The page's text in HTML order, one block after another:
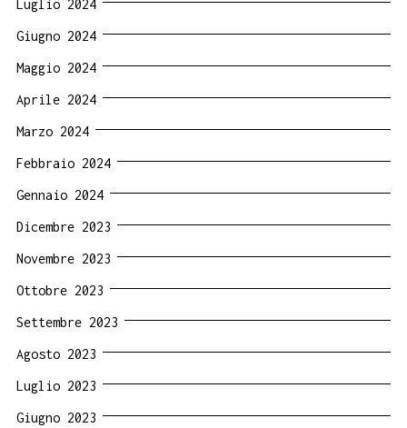
Luglio 2024
Giugno 2024
Maggio 2024
Aprile 2024
Marzo 2024
Febbraio 2024
Gennaio 2024
Dicembre 2023
Novembre 2023
Ottobre 2023
Settembre 2023
Agosto 2023
Luglio 2023
Giugno 2023